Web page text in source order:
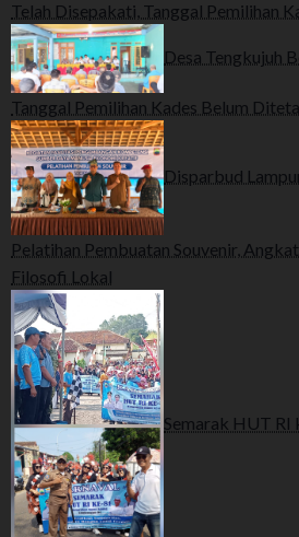
Telah Disepakati, Tanggal Pemilihan
Desa Tengkujuh
Tanggal Pemilihan Kades Belum
Disparbud
Pelatihan Pembuatan Souvenir,
Filosofi Lokal
Semarak HUT RI